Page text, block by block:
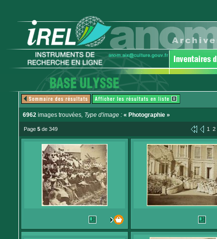
6962 images trouvées, Type d'image : « Photographie »
Page 5 de 349 1 2